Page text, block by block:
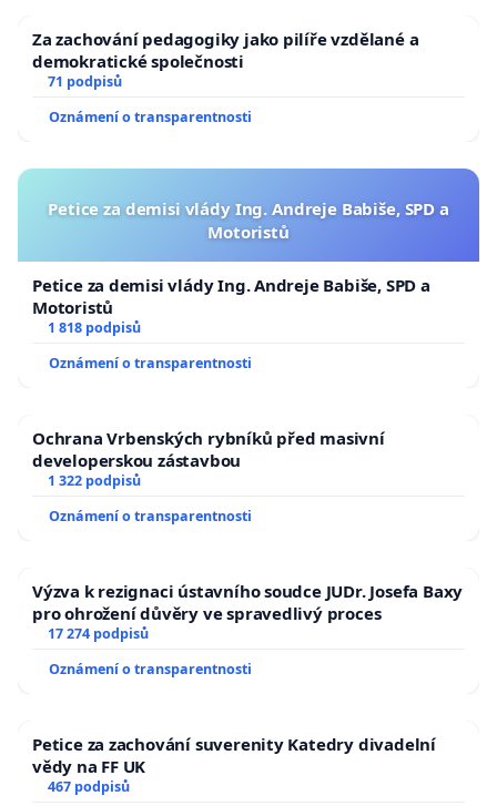
Za zachování pedagogiky jako pilíře vzdělané a
demokratické společnosti
71 podpisů
Oznámení o transparentnosti
Petice za demisi vlády Ing. Andreje Babiše, SPD a
Motoristů
Petice za demisi vlády Ing. Andreje Babiše, SPD a
Motoristů
1 818 podpisů
Oznámení o transparentnosti
Ochrana Vrbenských rybníků před masivní
developerskou zástavbou
1 322 podpisů
Oznámení o transparentnosti
Výzva k rezignaci ústavního soudce JUDr. Josefa Baxy
pro ohrožení důvěry ve spravedlivý proces
17 274 podpisů
Oznámení o transparentnosti
Petice za zachování suverenity Katedry divadelní
vědy na FF UK
467 podpisů